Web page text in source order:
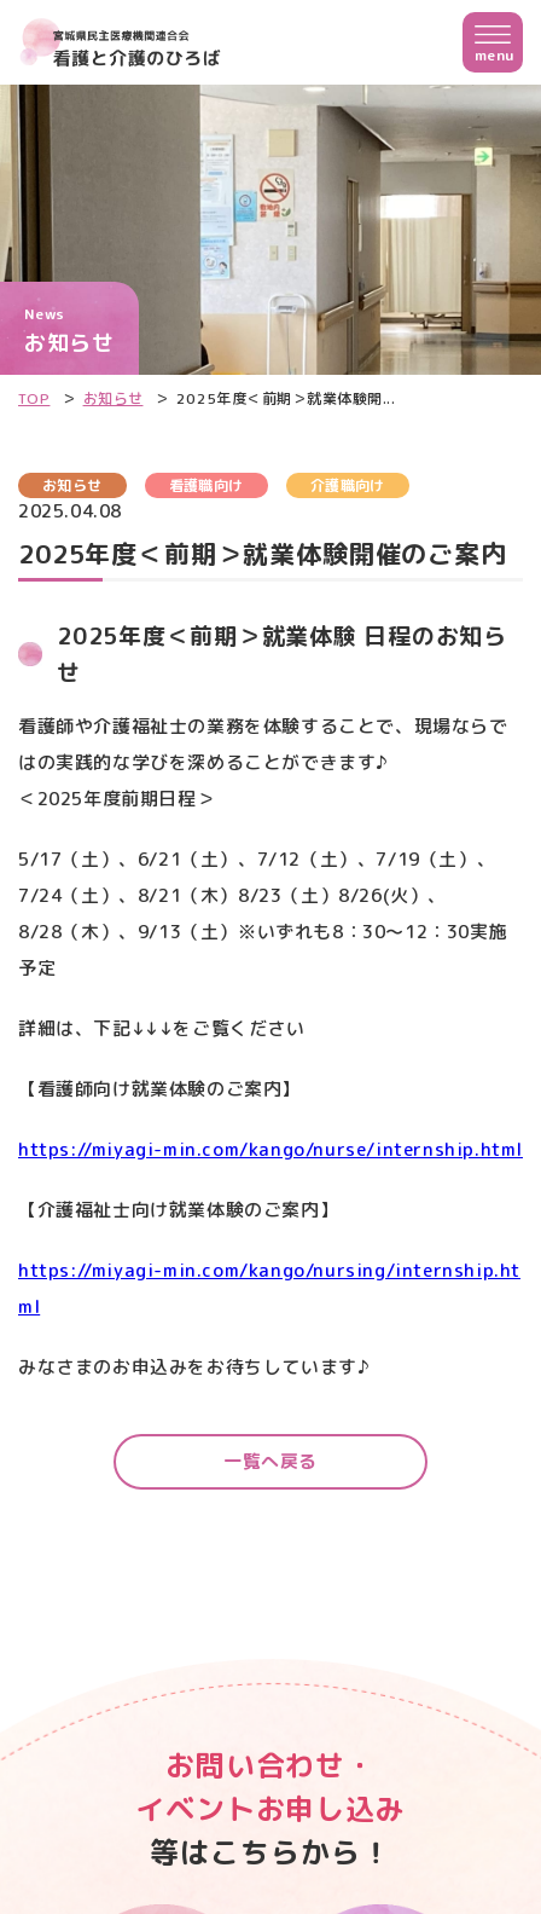
News
お知らせ
TOP お知らせ 2025年度＜前期＞就業体験開...
お知らせ 看護職向け 介護職向け
2025.04.08
2025年度＜前期＞就業体験開催のご案内
2025年度＜前期＞就業体験 日程のお知ら
せ
看護師や介護福祉士の業務を体験することで、現場ならで
はの実践的な学びを深めることができます♪
＜2025年度前期日程＞
5/17（土）、6/21（土）、7/12（土）、7/19（土）、
7/24（土）、8/21（木）8/23（土）8/26(火）、
8/28（木）、9/13（土）※いずれも8：30～12：30実施
予定
詳細は、下記↓↓↓をご覧ください
【看護師向け就業体験のご案内】
https://miyagi-min.com/kango/nurse/internship.html
【介護福祉士向け就業体験のご案内】
https://miyagi-min.com/kango/nursing/internship.ht
ml
みなさまのお申込みをお待ちしています♪
一覧へ戻る
お問い合わせ・
イベントお申し込み
等はこちらから！